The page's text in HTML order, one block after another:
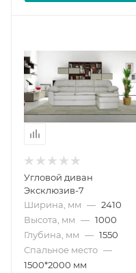
Угловой диван
Эксклюзив-7
Ширина, мм — 2410
Высота, мм — 1000
Глубина, мм — 1550
Спальное место —
1500*2000 мм